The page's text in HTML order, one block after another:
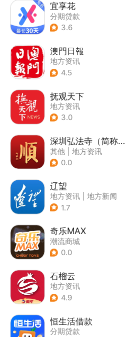
宜享花
分期贷款
3.6
澳門日報
地方资讯
4.5
抚观天下
地方资讯
3.0
深圳弘法寺（简称：福顺弘法）
其他
地方资讯
0.0
辽望
地方资讯
地方新闻
1.7
奇乐MAX
潮流商城
0.0
石榴云
地方资讯
4.9
恒生活借款
分期贷款